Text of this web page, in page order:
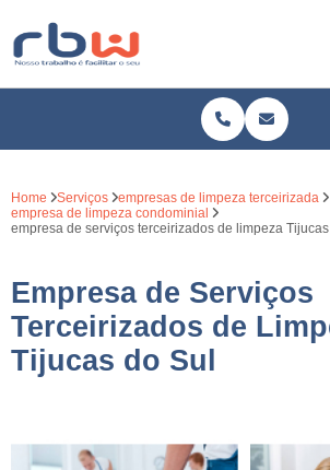
Home Serviços
empresas de limpeza terceirizada
empresa de limpeza condominial
empresa de serviços terceirizados de limpeza Tijucas
Empresa de Serviços
Terceirizados de
Tijucas do Sul